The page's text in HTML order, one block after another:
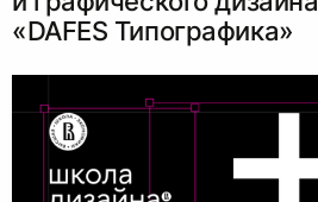
«DAFES Типографика»